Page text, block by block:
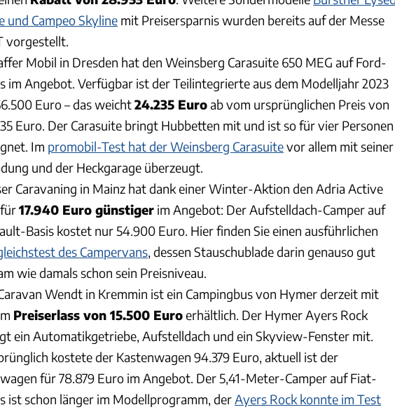
und Campeo Skyline mit Preisersparnis wurden bereits auf der Messe
vorgestellt.
Mobil in Dresden hat den Weinsberg Carasuite 650 MEG auf Ford-
im Angebot. Verfügbar ist der Teilintegrierte aus dem Modelljahr 2023
Euro – das weicht24.235 Euroab vom ursprünglichen Preis von
Euro. Der Carasuite bringt Hubbetten mit und ist so für vier Personen
Im promobil-Test hat der Weinsberg Carasuitevor allem mit seiner
und der Heckgarage überzeugt.
Caravaning in Mainz hat dank einer Winter-Aktion den Adria Active
17.940 Euro günstiger im Angebot: Der Aufstelldach-Camper auf
Basis kostet nur 54.900 Euro. Hier finden Sie einen ausführlichen
des Campervans , dessen Stauschublade darin genauso gut
wie damals schon sein Preisniveau.
Wendt in Kremmin ist ein Campingbus von Hymer derzeit mit
Preiserlass von 15.500 Euroerhältlich. Der Hymer Ayers Rock
ein Automatikgetriebe, Aufstelldach und ein Skyview-Fenster mit.
kostete der Kastenwagen 94.379 Euro, aktuell ist der
für 78.879 Euro im Angebot. Der 5,41-Meter-Camper auf Fiat-
ist schon länger im Modellprogramm, der Ayers Rock konnte im Test